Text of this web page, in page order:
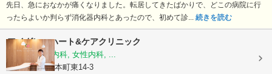
先日、急におなかが痛くなりました。転居してきたばかりで、どこの病院に行
ったらよいか判らず消化器内科とあったので、初めて診... 続きを読む
アイグレーハート&ケアクリニック
循環器内科, 内科, 女性内科, ...
長野県茅野市本町東14-3